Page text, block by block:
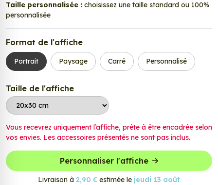
Taille personnalisée : choisissez une taille standard ou 100%
personnalisée
Format de l'affiche
Portrait Paysage Carré Personnalisé
Taille de l'affiche
Vous recevrez uniquement l’affiche, prête à être encadrée selon
vos envies. Les accessoires présentés ne sont pas inclus.
Personnaliser l'affiche
Livraison à 2,90 € estimée le jeudi 13 août